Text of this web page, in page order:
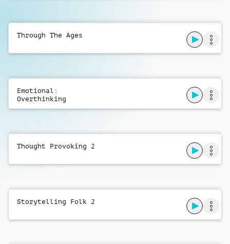
Through The Ages
Emotional:
Overthinking
Thought Provoking 2
Storytelling Folk 2